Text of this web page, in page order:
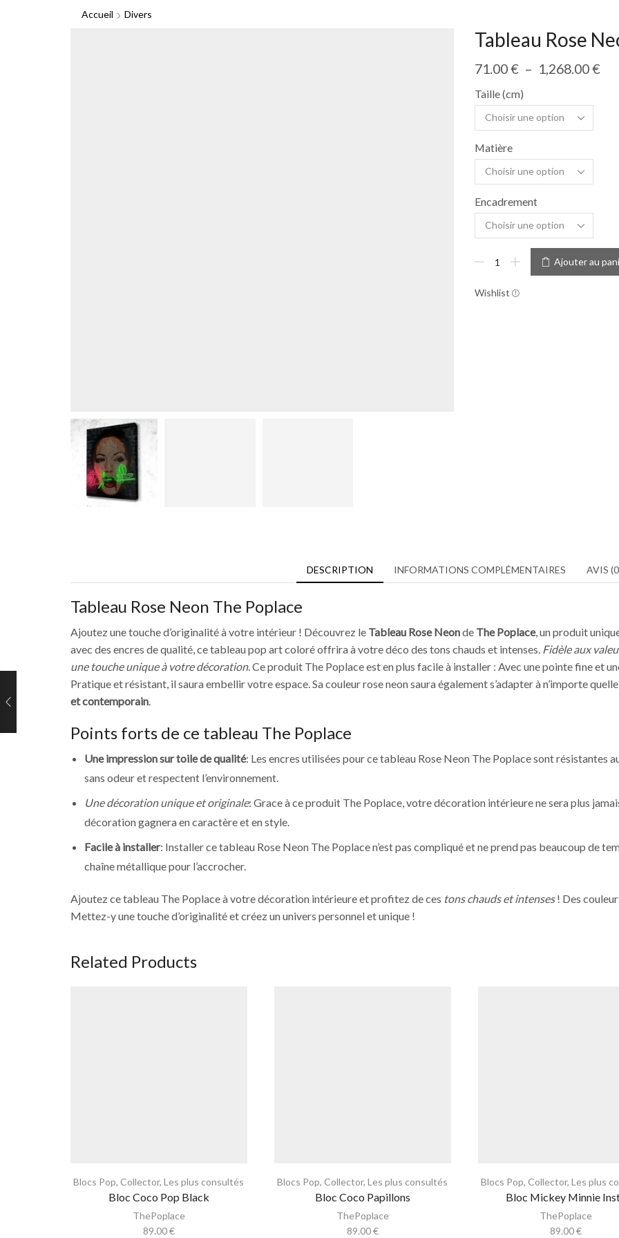
Accueil Divers
Tableau Rose
71.00€ – 1,268.00€
Taille (cm)
Matière
Encadrement
Ajouter au
Wishlist
DESCRIPTION INFORMATIONS COMPLÉMENTAIRES AVIS
Tableau Rose Neon The Poplace
Ajoutez une touche d’originalité à votre intérieur ! Découvrez le Tableau Rose Neonde The Poplace, un produit
avec des encres de qualité, ce tableau pop art coloré offrira à votre déco des tons chauds et intenses. Fidèle aux
une touche unique à votre décoration. Ce produit The Poplace est en plus facile à installer : Avec une pointe fine et
Pratique et résistant, il saura embellir votre espace. Sa couleur rose neon saura également s’adapter à n’importe
et contemporain
Points forts de ce tableau The Poplace
Une impression sur toile de qualité: Les encres utilisées pour ce tableau Rose Neon The Poplace sont résistantes
sans odeur et respectent l’environnement.
Une décoration unique et originale: Grace à ce produit The Poplace, votre décoration intérieure ne sera plus
décoration gagnera en caractère et en style.
Facile à installer: Installer ce tableau Rose Neon The Poplace n’est pas compliqué et ne prend pas beaucoup de
chaîne métallique pour l’accrocher.
Ajoutez ce tableau The Poplace à votre décoration intérieure et profitez de ces tons chauds et intenses! Des
Mettez-y une touche d’originalité et créez un univers personnel et unique !
Related Products
Blocs Pop,Collector,Les plus consultés
Bloc Coco Pop Black
ThePoplace
89.00€
Blocs Pop,Collector,Les plus consultés
Bloc Coco Papillons
ThePoplace
89.00€
Blocs Pop, Collector, Les plus
Bloc Mickey Minnie
ThePoplace
89.00€